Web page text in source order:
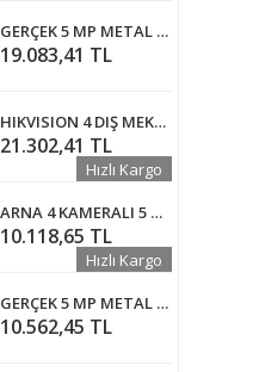
GERÇEK 5 MP METAL KASA 8 KAMERALI AHD GÜVENLİK SETİ 2 TB HDD DAHİL - ST85200GM
19.083,41 TL
HIKVISION 4 DIŞ MEKAN KAMERALI GÜVENLİK SETİ - HDD DAHİL - HV16D04
21.302,41 TL
Hızlı Kargo
ARNA 4 KAMERALI 5 MP 8 WARM LEDLİ WATERPROOF AHD GÜVENLİK SETİ 500 GB HDD DAHİL- ST-50058
10.118,65 TL
Hızlı Kargo
GERÇEK 5 MP METAL KASA 4 KAMERALI AHD GÜVENLİK SETİ 320 GB HDD DAHİL - ST45320GM
10.562,45 TL